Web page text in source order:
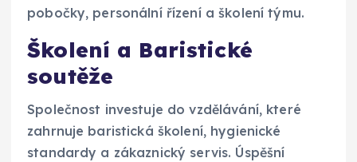
pobočky, personální řízení a školení týmu.
Školení a Baristické
soutěže
Společnost investuje do vzdělávání, které
zahrnuje baristická školení, hygienické
standardy a zákaznický servis. Úspěšní